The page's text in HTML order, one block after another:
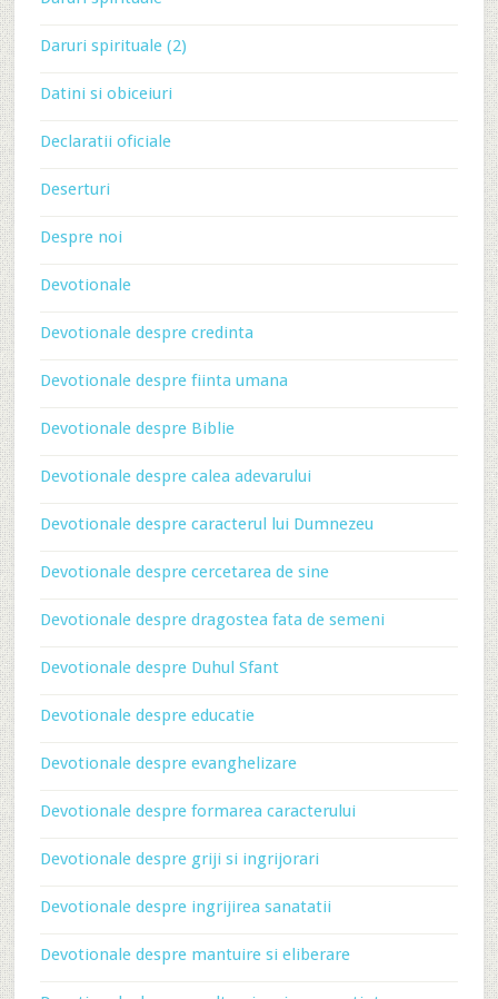
Daruri spirituale (2)
Datini si obiceiuri
Declaratii oficiale
Deserturi
Despre noi
Devotionale
Devotionale despre credinta
Devotionale despre fiinta umana
Devotionale despre Biblie
Devotionale despre calea adevarului
Devotionale despre caracterul lui Dumnezeu
Devotionale despre cercetarea de sine
Devotionale despre dragostea fata de semeni
Devotionale despre Duhul Sfant
Devotionale despre educatie
Devotionale despre evanghelizare
Devotionale despre formarea caracterului
Devotionale despre griji si ingrijorari
Devotionale despre ingrijirea sanatatii
Devotionale despre mantuire si eliberare